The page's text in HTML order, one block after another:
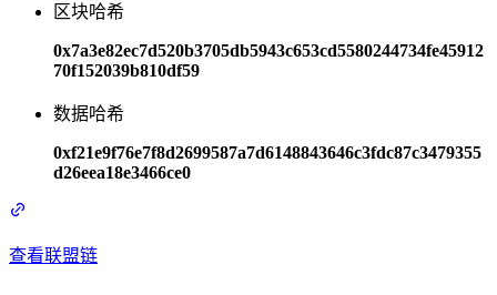
区块哈希
0x7a3e82ec7d520b3705db5943c653cd5580244734fe45912
70f152039b810df59
数据哈希
0xf21e9f76e7f8d2699587a7d6148843646c3fdc87c3479355
d26eea18e3466ce0
查看联盟链